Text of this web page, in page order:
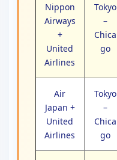
Nippon
Airways
+
United
Airlines
Tokyo
–
Chica
go
Air
Japan +
United
Airlines
Tokyo
–
Chica
go